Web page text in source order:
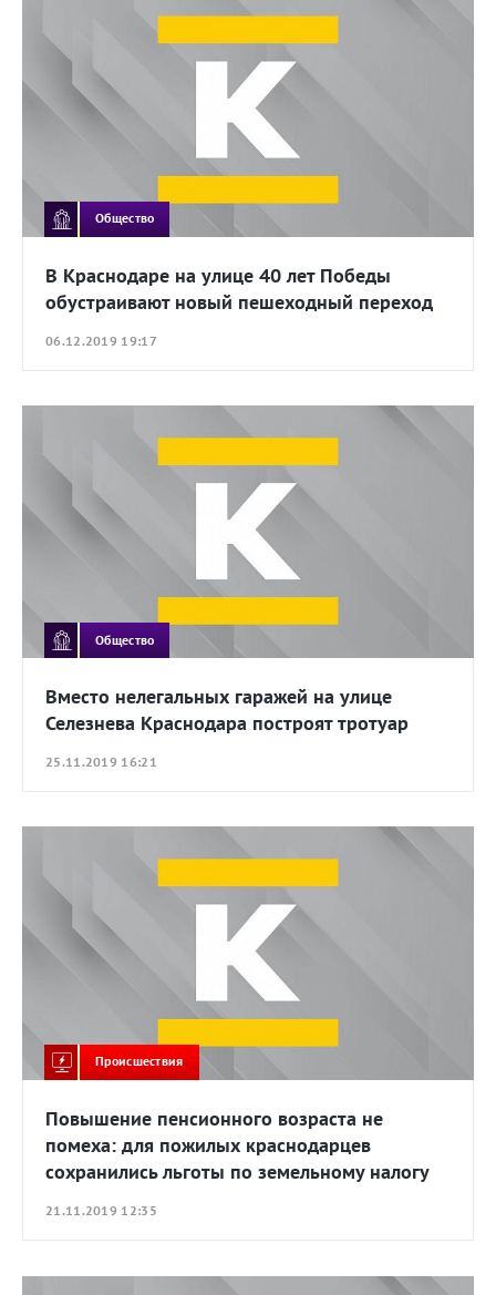
Общество
В Краснодаре на улице 40 лет Победы
обустраивают новый пешеходный переход
06.12.2019 19:17
Общество
Вместо нелегальных гаражей на улице
Селезнева Краснодара построят тротуар
25.11.2019 16:21
Происшествия
Повышение пенсионного возраста не
помеха: для пожилых краснодарцев
сохранились льготы по земельному налогу
21.11.2019 12:35